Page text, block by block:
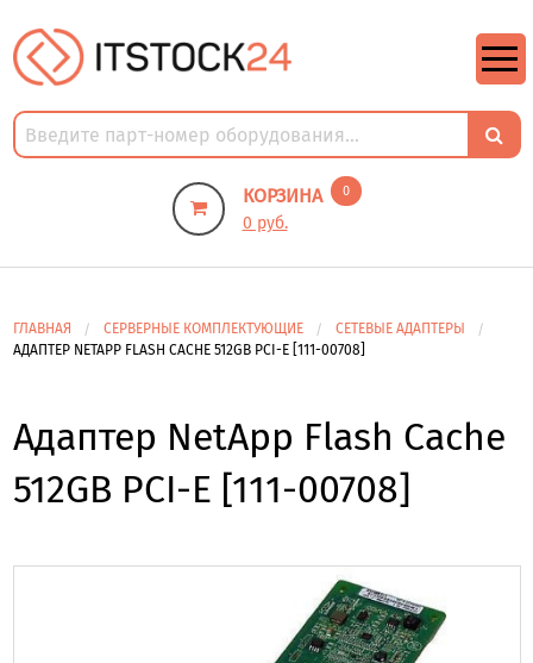
КОРЗИНА 0
0 руб.
ГЛАВНАЯ СЕРВЕРНЫЕ КОМПЛЕКТУЮЩИЕ
СЕТЕВЫЕ АДАПТЕРЫ
АДАПТЕР NETAPP FLASH CACHE 512GB PCI-E [111-00708]
Адаптер NetApp Flash Cache
512GB PCI-E [111-00708]